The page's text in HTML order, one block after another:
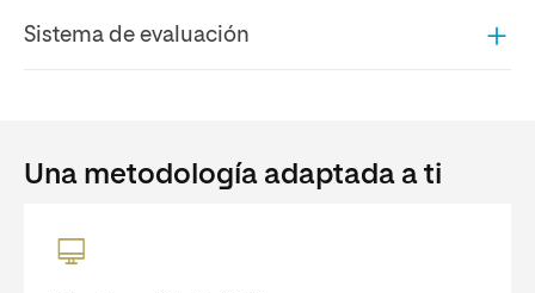
Sistema de evaluación
Una metodología adaptada a ti